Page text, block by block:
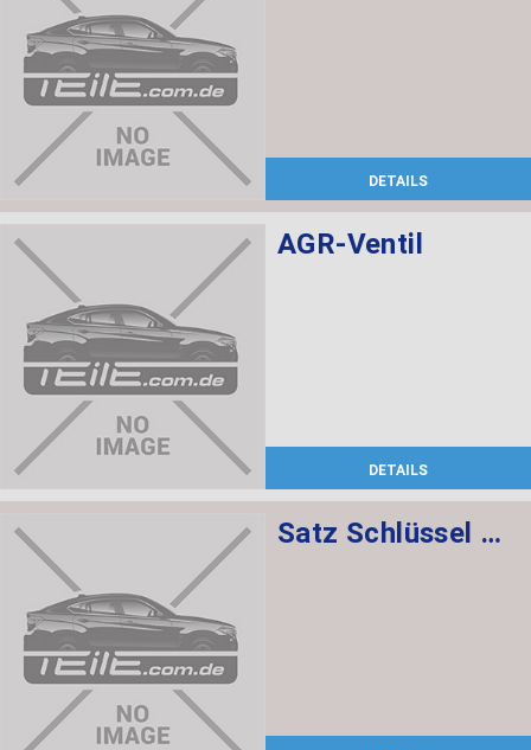
DETAILS
AGR-Ventil
DETAILS
Satz Schlüssel mit CAS-Steuergerät 868 MHZ